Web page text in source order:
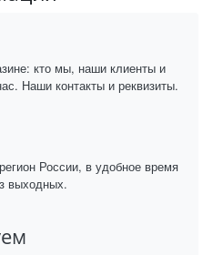
кто мы, наши клиенты и
Наши контакты и реквизиты.
России, в удобное время
выходных.